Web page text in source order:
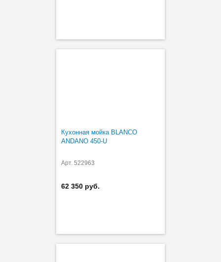
Кухонная мойка BLANCO
ANDANO 450-U
Арт. 522963
62 350 руб.